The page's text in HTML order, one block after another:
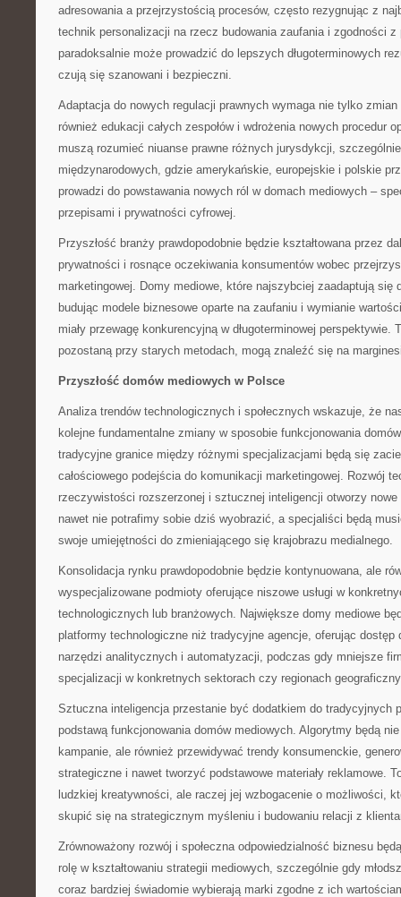
adresowania a przejrzystością procesów, często rezygnując z
technik personalizacji na rzecz budowania zaufania i zgodności z
paradoksalnie może prowadzić do lepszych długoterminowych
czują się szanowani i bezpieczni.
Adaptacja do nowych regulacji prawnych wymaga nie tylko
również edukacji całych zespołów i wdrożenia nowych procedur
muszą rozumieć niuanse prawne różnych jurysdykcji,
międzynarodowych, gdzie amerykańskie, europejskie i polskie
prowadzi do powstawania nowych ról w domach mediowych –
przepisami i prywatności cyfrowej.
Przyszłość branży prawdopodobnie będzie kształtowana przez
prywatności i rosnące oczekiwania konsumentów wobec
marketingowej. Domy mediowe, które najszybciej zaadaptują się
budując modele biznesowe oparte na zaufaniu i wymianie
miały przewagę konkurencyjną w długoterminowej perspektywie.
pozostaną przy starych metodach, mogą znaleźć się na
Przyszłość domów mediowych w Polsce
Analiza trendów technologicznych i społecznych wskazuje, że
kolejne fundamentalne zmiany w sposobie funkcjonowania
tradycyjne granice między różnymi specjalizacjami będą się
całościowego podejścia do komunikacji marketingowej. Rozwój
rzeczywistości rozszerzonej i sztucznej inteligencji otworzy
nawet nie potrafimy sobie dziś wyobrazić, a specjaliści będą
swoje umiejętności do zmieniającego się krajobrazu medialnego.
Konsolidacja rynku prawdopodobnie będzie kontynuowana, ale
wyspecjalizowane podmioty oferujące niszowe usługi w
technologicznych lub branżowych. Największe domy mediowe
platformy technologiczne niż tradycyjne agencje, oferując dostęp
narzędzi analitycznych i automatyzacji, podczas gdy mniejsze
specjalizacji w konkretnych sektorach czy regionach
Sztuczna inteligencja przestanie być dodatkiem do tradycyjnych
podstawą funkcjonowania domów mediowych. Algorytmy będą
kampanie, ale również przewidywać trendy konsumenckie,
strategiczne i nawet tworzyć podstawowe materiały reklamowe.
ludzkiej kreatywności, ale raczej jej wzbogacenie o możliwości,
skupić się na strategicznym myśleniu i budowaniu relacji z
Zrównoważony rozwój i społeczna odpowiedzialność biznesu
rolę w kształtowaniu strategii mediowych, szczególnie gdy
coraz bardziej świadomie wybierają marki zgodne z ich